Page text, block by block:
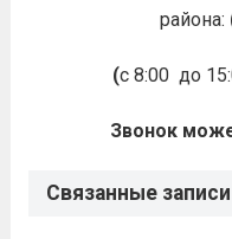
района:
(с 8:00 до
Звонок
Связанные записи